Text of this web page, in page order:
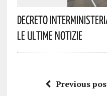
Decreto
Le Ultime Notizie
Previous